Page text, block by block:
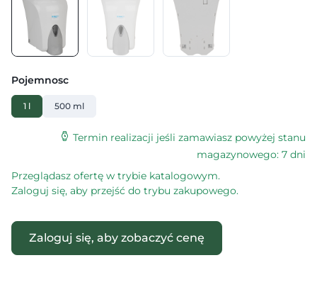
Pojemnosc
1 l 500 ml
Termin realizacji jeśli zamawiasz powyżej stanu
magazynowego: 7 dni
Przeglądasz ofertę w trybie katalogowym.
Zaloguj się, aby przejść do trybu zakupowego.
Zaloguj się, aby zobaczyć cenę